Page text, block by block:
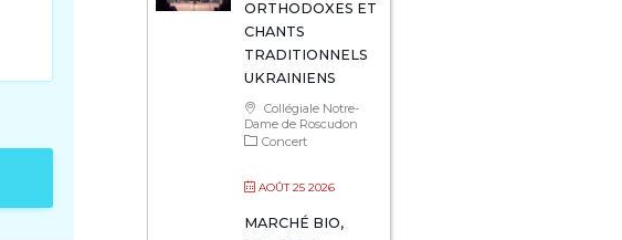
ORTHODOXES ET
CHANTS
TRADITIONNELS
UKRAINIENS
Collégiale Notre-
Dame de Roscudon
Concert
AOÛT 25 2026
MARCHÉ BIO,